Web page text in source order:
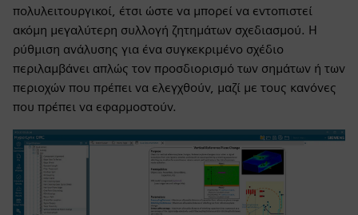
πολυλειτουργικοί, έτσι ώστε να μπορεί να εντοπιστεί
ακόμη μεγαλύτερη συλλογή ζητημάτων σχεδιασμού. Η
ρύθμιση ανάλυσης για ένα συγκεκριμένο σχέδιο
περιλαμβάνει απλώς τον προσδιορισμό των σημάτων ή των
περιοχών που πρέπει να ελεγχθούν, μαζί με τους κανόνες
που πρέπει να εφαρμοστούν.